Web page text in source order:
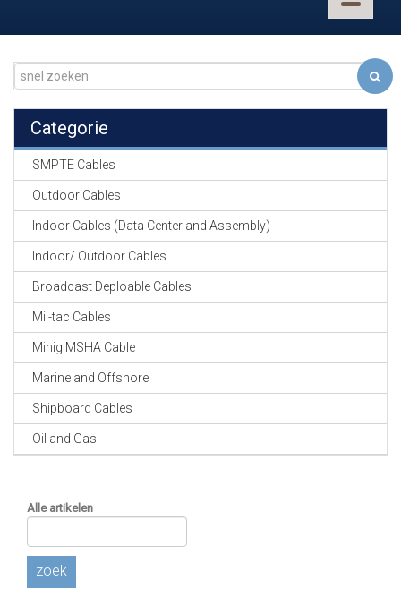
GEVLOCHTEN KOUS
KRIMP KOUS
KOPER KABEL
OP ROL
FIBER CABLE
GE-ASSEMBLEERDE
CABLE EQUIPEMENTS
Categorie
SMPTE Cables
Outdoor Cables
Indoor Cables (Data Center and Assembly)
Indoor/ Outdoor Cables
Broadcast Deploable Cables
Mil-tac Cables
Minig MSHA Cable
Marine and Offshore
Shipboard Cables
Oil and Gas
Alle artikelen
zoek